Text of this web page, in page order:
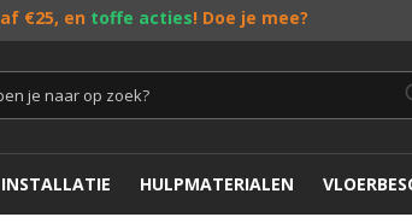
€25, en toffe acties! Doe je mee?
INSTALLATIE HULPMATERIALEN